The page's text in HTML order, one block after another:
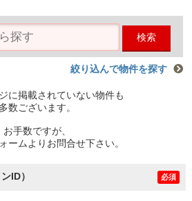
検索
絞り込んで物件を探す
に掲載されていない物件も
多数ございます。
お手数ですが、
ームよりお問合せ下さい。
ID） 必須